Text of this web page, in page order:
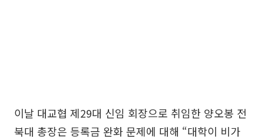
이날 대교협 제29대 신임 회장으로 취임한 양오봉 전
북대 총장은 등록금 완화 문제에 대해 “대학이 비가